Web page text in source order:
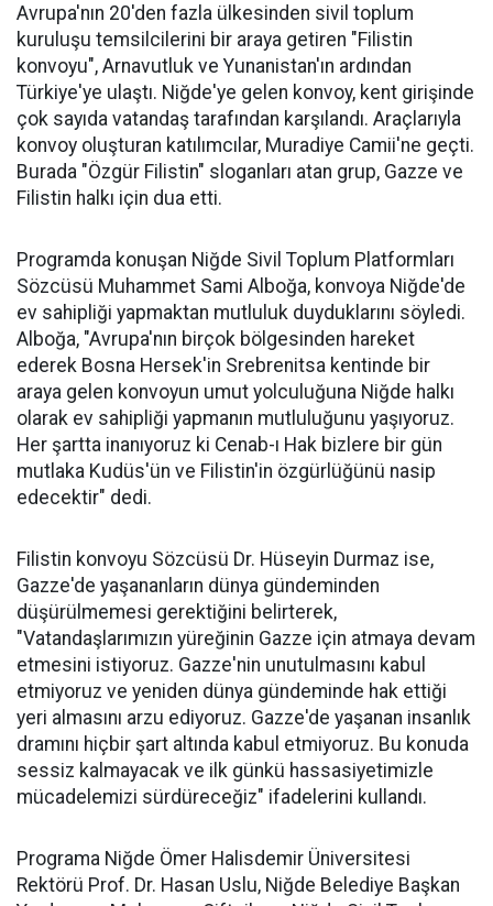
Avrupa'nın 20'den fazla ülkesinden sivil toplum
kuruluşu temsilcilerini bir araya getiren "Filistin
konvoyu", Arnavutluk ve Yunanistan'ın ardından
Türkiye'ye ulaştı. Niğde'ye gelen konvoy, kent girişinde
çok sayıda vatandaş tarafından karşılandı. Araçlarıyla
konvoy oluşturan katılımcılar, Muradiye Camii'ne geçti.
Burada "Özgür Filistin" sloganları atan grup, Gazze ve
Filistin halkı için dua etti.
Programda konuşan Niğde Sivil Toplum Platformları
Sözcüsü Muhammet Sami Alboğa, konvoya Niğde'de
ev sahipliği yapmaktan mutluluk duyduklarını söyledi.
Alboğa, "Avrupa'nın birçok bölgesinden hareket
ederek Bosna Hersek'in Srebrenitsa kentinde bir
araya gelen konvoyun umut yolculuğuna Niğde halkı
olarak ev sahipliği yapmanın mutluluğunu yaşıyoruz.
Her şartta inanıyoruz ki Cenab-ı Hak bizlere bir gün
mutlaka Kudüs'ün ve Filistin'in özgürlüğünü nasip
edecektir" dedi.
Filistin konvoyu Sözcüsü Dr. Hüseyin Durmaz ise,
Gazze'de yaşananların dünya gündeminden
düşürülmemesi gerektiğini belirterek,
"Vatandaşlarımızın yüreğinin Gazze için atmaya devam
etmesini istiyoruz. Gazze'nin unutulmasını kabul
etmiyoruz ve yeniden dünya gündeminde hak ettiği
yeri almasını arzu ediyoruz. Gazze'de yaşanan insanlık
dramını hiçbir şart altında kabul etmiyoruz. Bu konuda
sessiz kalmayacak ve ilk günkü hassasiyetimizle
mücadelemizi sürdüreceğiz" ifadelerini kullandı.
Programa Niğde Ömer Halisdemir Üniversitesi
Rektörü Prof. Dr. Hasan Uslu, Niğde Belediye Başkan